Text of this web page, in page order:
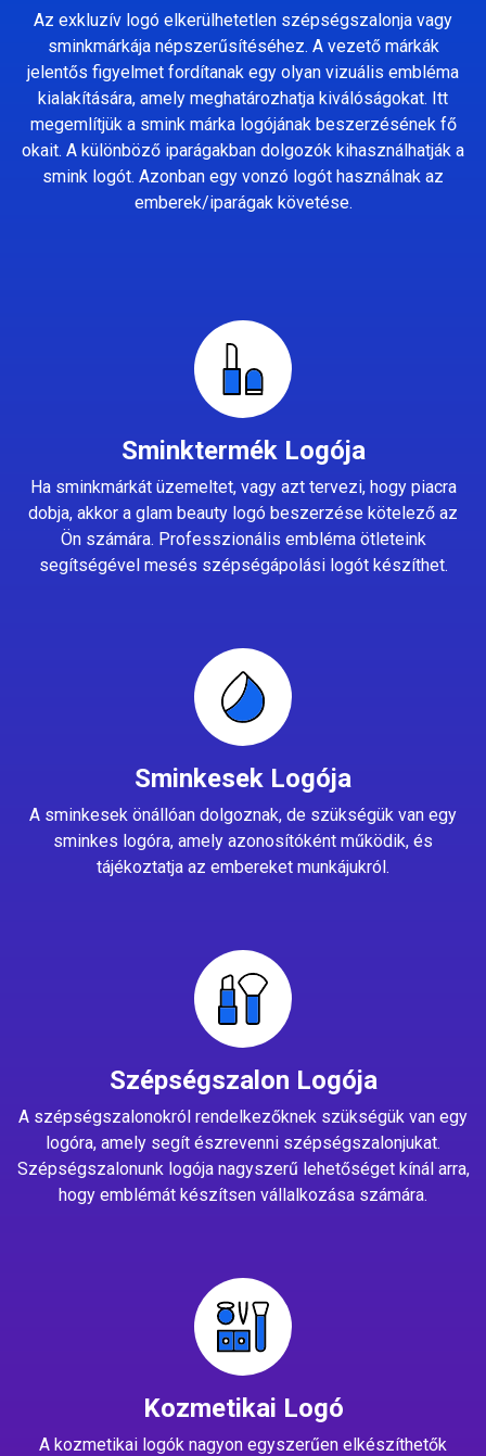
Az exkluzív logó elkerülhetetlen szépségszalonja vagy
sminkmárkája népszerűsítéséhez. A vezető márkák
jelentős figyelmet fordítanak egy olyan vizuális embléma
kialakítására, amely meghatározhatja kiválóságokat. Itt
megemlítjük a smink márka logójának beszerzésének fő
okait. A különböző iparágakban dolgozók kihasználhatják a
smink logót. Azonban egy vonzó logót használnak az
emberek/iparágak követése.
Sminktermék Logója
Ha sminkmárkát üzemeltet, vagy azt tervezi, hogy piacra
dobja, akkor a glam beauty logó beszerzése kötelező az
Ön számára. Professzionális embléma ötleteink
segítségével mesés szépségápolási logót készíthet.
Sminkesek Logója
A sminkesek önállóan dolgoznak, de szükségük van egy
sminkes logóra, amely azonosítóként működik, és
tájékoztatja az embereket munkájukról.
Szépségszalon Logója
A szépségszalonokról rendelkezőknek szükségük van egy
logóra, amely segít észrevenni szépségszalonjukat.
Szépségszalonunk logója nagyszerű lehetőséget kínál arra,
hogy emblémát készítsen vállalkozása számára.
Kozmetikai Logó
A kozmetikai logók nagyon egyszerűen elkészíthetők